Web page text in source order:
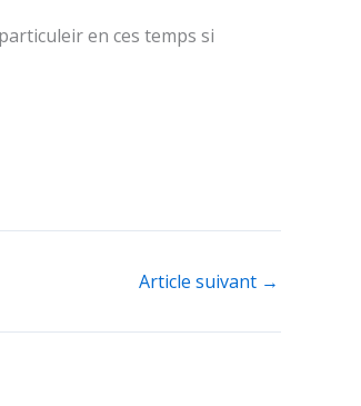
en ces temps si
Article suivant →